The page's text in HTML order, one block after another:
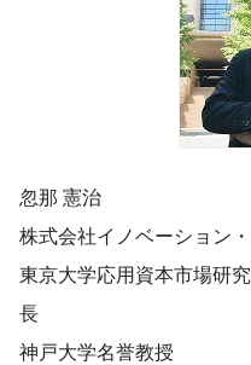
忽那 憲治
株式会社イノベーション
東京大学応用資本市場
長
神戸大学名誉教授